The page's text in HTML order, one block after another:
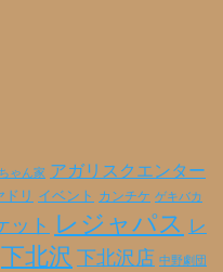
ゃん家 アガリスクエンター
ドリ イベント カンチケ ゲキバカ
ット レジャパス レ
下北沢 下北沢店 中野劇団